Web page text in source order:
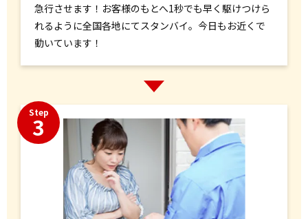
急行させます！お客様のもとへ1秒でも早く駆けつけら
れるように全国各地にてスタンバイ。今日もお近くで
動いています！
Step
3